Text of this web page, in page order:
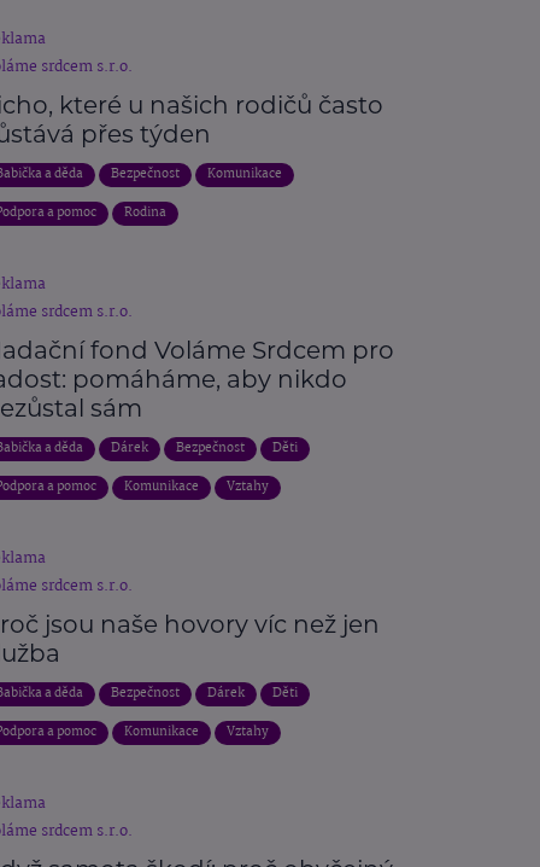
srdcem s.r.o.
které u našich rodičů často
přes týden
a děda Bezpečnost
Komunikace
a pomoc
Rodina
srdcem s.r.o.
fond Voláme Srdcem pro
pomáháme, aby nikdo
sám
a děda Dárek Bezpečnost
Děti
a pomoc
Komunikace Vztahy
srdcem s.r.o.
jsou naše hovory víc než jen
a děda Bezpečnost Dárek
Děti
a pomoc
Komunikace Vztahy
srdcem s.r.o.